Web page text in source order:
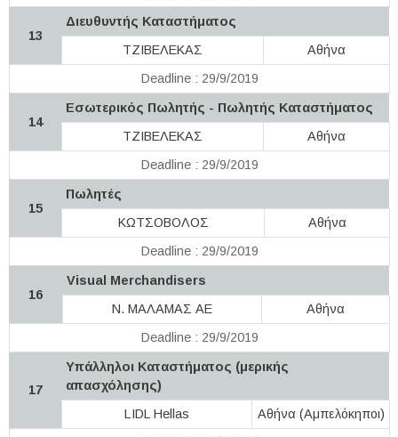
13
Διευθυντής Καταστήματος
ΤΖΙΒΕΛΕΚΑΣ
Αθήνα
Deadline : 29/9/2019
14
Εσωτερικός Πωλητής - Πωλητής Καταστήματος
ΤΖΙΒΕΛΕΚΑΣ
Αθήνα
Deadline : 29/9/2019
15
Πωλητές
ΚΩΤΣΟΒΟΛΟΣ
Αθήνα
Deadline : 29/9/2019
16
Visual Merchandisers
Ν. ΜΑΛΑΜΑΣ ΑΕ
Αθήνα
Deadline : 29/9/2019
17
Υπάλληλοι Καταστήματος (μερικής
απασχόλησης)
LIDL Hellas
Αθήνα (Αμπελόκηποι)